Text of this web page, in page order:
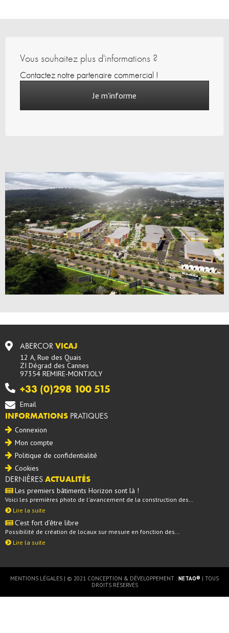
Vous souhaitez plus d'informations ?
Contactez notre partenaire commercial !
Je m'informe
ABERCORVICAJ
12 A, Rue des Quais
ZI Dégrad des Cannes
97354 REMIRE-MONTJOLY
+33 (0)298 100 515
Email
INFORMATIONS PRATIQUES
Connexion
Mon compte
Politique de confidentialité
Cookies
DERNIÈRESACTUALITÉS
Les premiers bâtiments Horizon sont là !
Voici les premières photo de l'avancement de la construction des…
Lire la suite
C’est fort d’être libre
Possibilité de création de locaux sur mesure en fonction des…
Lire la suite
MENTIONS LÉGALES | © 2021 CONCEPTION & DÉVELOPPEMENT : NETAO® | TOUS
DROITS RÉSERVÉS